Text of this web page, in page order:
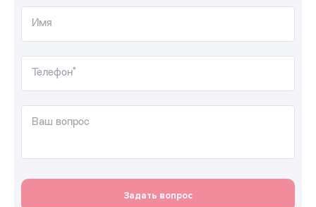
Имя
Телефон*
Ваш вопрос
Задать вопрос